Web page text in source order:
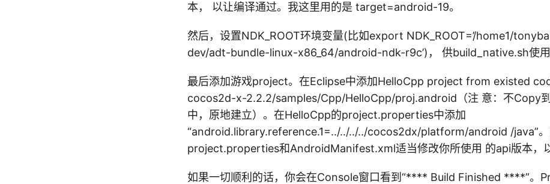
本， 以让编译通过。我这里用的是 target=android-19。
然后，设置NDK_ROOT环境变量(比如export NDK_ROOT=’/home1/
dev/adt-bundle-linux-x86_64/android-ndk-r9c’)， 供build_native.sh使用
最后添加游戏project。在Eclipse中添加HelloCpp project from existed
cocos2d-x-2.2.2/samples/Cpp/HelloCpp/proj.android（注 意：不Copy
中，原地建立）。在HelloCpp的project.properties中添加
“android.library.reference.1=../../../../cocos2dx/platform/android /java”。
project.properties和AndroidManifest.xml适当修改你所使用 的api版本，以
如果一切顺利的话，你会在Console窗口看到“**** Build Finished ****”。